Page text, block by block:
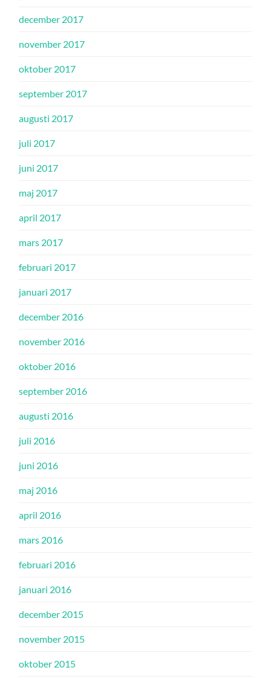
december 2017
november 2017
oktober 2017
september 2017
augusti 2017
juli 2017
juni 2017
maj 2017
april 2017
mars 2017
februari 2017
januari 2017
december 2016
november 2016
oktober 2016
september 2016
augusti 2016
juli 2016
juni 2016
maj 2016
april 2016
mars 2016
februari 2016
januari 2016
december 2015
november 2015
oktober 2015